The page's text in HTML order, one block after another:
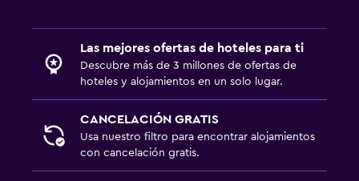
Las mejores ofertas de hoteles para ti
Descubre más de 3 millones de ofertas de
hoteles y alojamientos en un solo lugar.
CANCELACIÓN GRATIS
Usa nuestro filtro para encontrar alojamientos
con cancelación gratis.